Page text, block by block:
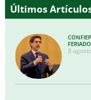
Últimos
8